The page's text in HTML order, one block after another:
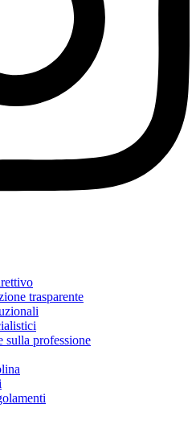
trasparente
sulla professione